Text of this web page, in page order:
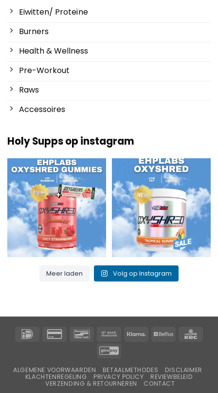
Eiwitten/ Proteïne
Burners
Health & Wellness
Pre-Workout
Raws
Accessoires
Holy Supps op instagram
Nieuw bij Holy Supps 🍬⚡
De OxyShred Gummies...
3 0
Laag in vet en 150mg cafeïne per
serving! ⚡...
0 2
Meer laden Volg op Instagram
IDeal
CreditcardBancontactOverschrijving
Klarna Belfius
GiroPay
ALGEMENE VOORWAARDEN BETAALMETHODES
DISCLAIMER
KLACHTENREGELING
PRIVACY POLICY
REVIEWBELEID
VERZENDING & RETOURNEREN
CONTACT